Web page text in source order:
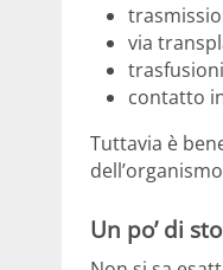
via
trasfusioni
contatto
Tuttavia è
Un po’ di